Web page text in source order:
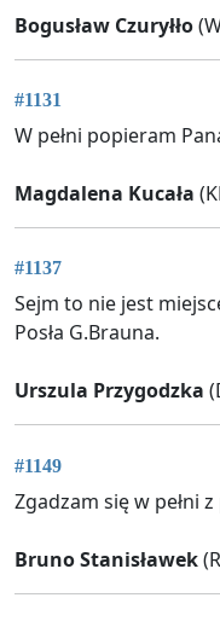
Bogusław Czuryłło
#1131
W pełni popieram
Magdalena Kucała
#1137
Sejm to nie jest
Posła G.Brauna.
Urszula Przygodzka
#1149
Zgadzam się w pełni
Bruno Stanisławek